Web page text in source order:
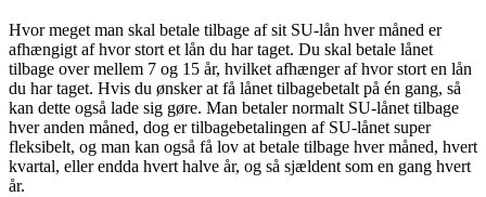
Hvor meget man skal betale tilbage af sit SU-lån hver måned er
afhængigt af hvor stort et lån du har taget. Du skal betale lånet
tilbage over mellem 7 og 15 år, hvilket afhænger af hvor stort en lån
du har taget. Hvis du ønsker at få lånet tilbagebetalt på én gang, så
kan dette også lade sig gøre. Man betaler normalt SU-lånet tilbage
hver anden måned, dog er tilbagebetalingen af SU-lånet super
fleksibelt, og man kan også få lov at betale tilbage hver måned, hvert
kvartal, eller endda hvert halve år, og så sjældent som en gang hvert
år.